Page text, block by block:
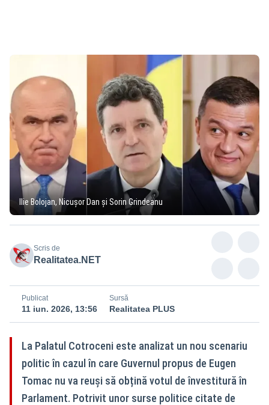
Ilie Bolojan, Nicușor Dan și Sorin Grindeanu
Scris de
Realitatea.NET
Publicat
11 iun. 2026, 13:56
Sursă
Realitatea PLUS
La Palatul Cotroceni este analizat un nou scenariu
politic în cazul în care Guvernul propus de Eugen
Tomac nu va reuși să obțină votul de învestitură în
Parlament. Potrivit unor surse politice citate de